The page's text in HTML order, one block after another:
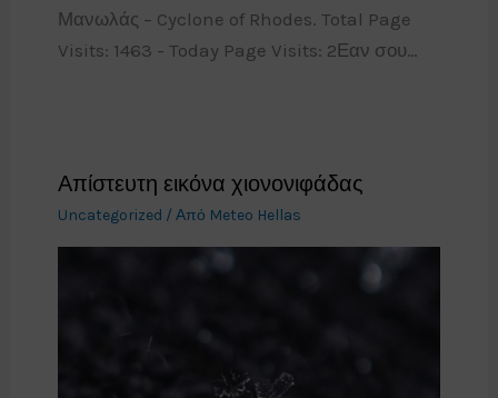
Μανωλάς – Cyclone of Rhodes. Total Page
Visits: 1463 - Today Page Visits: 2Εαν σου…
Απίστευτη εικόνα χιονονιφάδας
Uncategorized / Από Meteo Hellas